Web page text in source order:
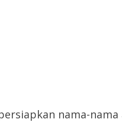
nama-nama